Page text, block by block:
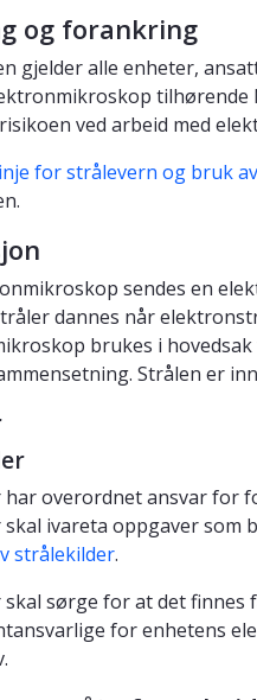
og forankring
gjelder alle enheter,
tilhørende
ved arbeid med
for strålevern og bruk
sendes en
dannes når
brukes i
Strålen er
har overordnet ansvar for
skal ivareta oppgaver som
strålekilder.
skal sørge for at det finnes
for enhetens